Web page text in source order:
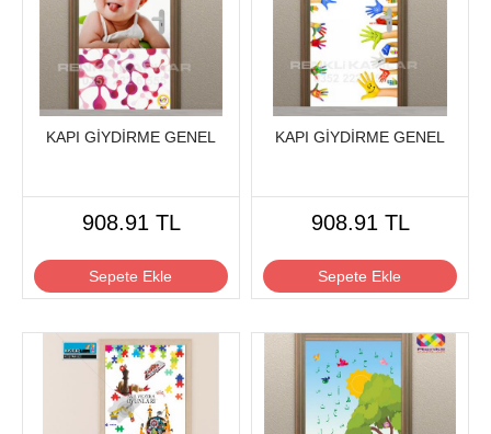
KAPI GİYDİRME GENEL
908.91 TL
Sepete Ekle
KAPI GİYDİRME GENEL
908.91 TL
Sepete Ekle